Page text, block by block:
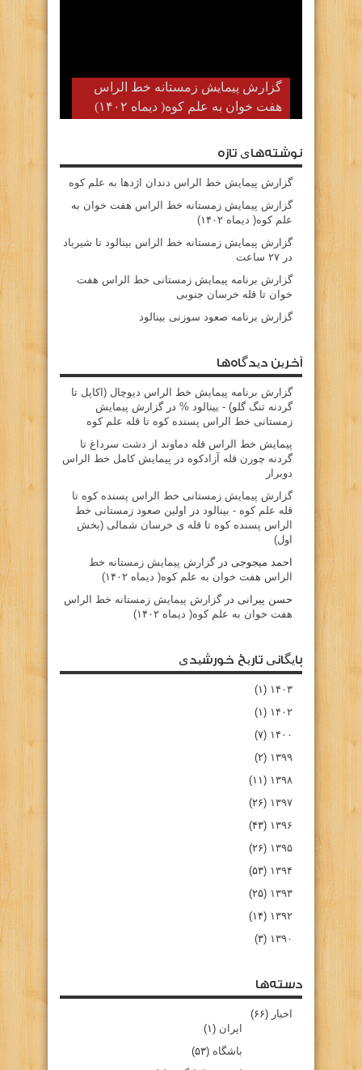
گزارش پیمایش زمستانه خط الراس
هفت خوان به علم کوه( دیماه ۱۴۰۲)
نوشته‌های تازه
گزارش پیمایش خط الراس دندان اژدها به علم کوه
گزارش پیمایش زمستانه خط الراس هفت خوان به
علم کوه( دیماه ۱۴۰۲)
گزارش پیمایش زمستانه خط الراس بینالود تا شیرباد
در ۲۷ ساعت
گزارش برنامه پیمایش زمستانی خط الراس هفت
خوان تا قله خرسان جنوبی
گزارش برنامه صعود سوزنی بینالود
آخرین دیدگاه‌ها
گزارش برنامه پيمايش خط الراس ديوچال (اكاپل تا
گردنه تنگ گلو) - بينالود % درگزارش پیمایش
زمستانی خط الراس پسنده کوه تا قله علم کوه
پيمايش خط الراس قله دماوند از دشت سرداغ تا
گردنه چورن قله آزادكوه در پیمایش کامل خط الراس
دوبرار
گزارش پیمایش زمستانی خط الراس پسنده کوه تا
قله علم کوه - بينالود در
اولین صعود زمستانی خط
الراس پسنده کوه تا قله ی خرسان شمالی (بخش
اول)
احمد میجوجی درگزارش پیمایش زمستانه خط
الراس هفت خوان به علم کوه( دیماه ۱۴۰۲)
حسن پیرانی درگزارش پیمایش زمستانه خط الراس
هفت خوان به علم کوه( دیماه ۱۴۰۲)
بایگانی تاریخ خورشیدی
۱۴۰۳ (۱)
۱۴۰۲ (۱)
۱۴۰۰ (۷)
۱۳۹۹ (۲)
۱۳۹۸ (۱۱)
۱۳۹۷ (۲۶)
۱۳۹۶ (۴۳)
۱۳۹۵ (۲۶)
۱۳۹۴ (۵۳)
۱۳۹۳ (۲۵)
۱۳۹۲ (۱۴)
۱۳۹۰ (۳)
دسته‌ها
اخبار (۶۶)
ایران (۱)
باشگاه (۵۳)